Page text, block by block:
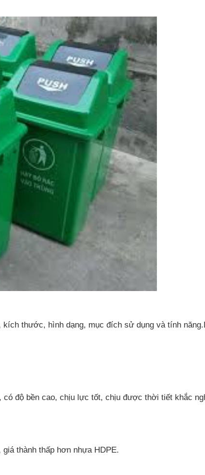
kích thước, hình dạng, mục đích sử dụng và tính
độ bền cao, chịu lực tốt, chịu được thời tiết khắc
thành thấp hơn nhựa HDPE.